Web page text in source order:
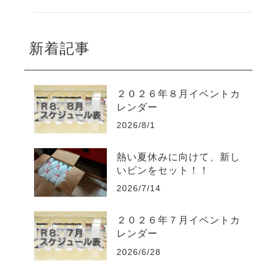
新着記事
２０２６年８月イベントカ
レンダー
2026/8/1
熱い夏休みに向けて、新し
いピンをセット！！
2026/7/14
２０２６年７月イベントカ
レンダー
2026/6/28